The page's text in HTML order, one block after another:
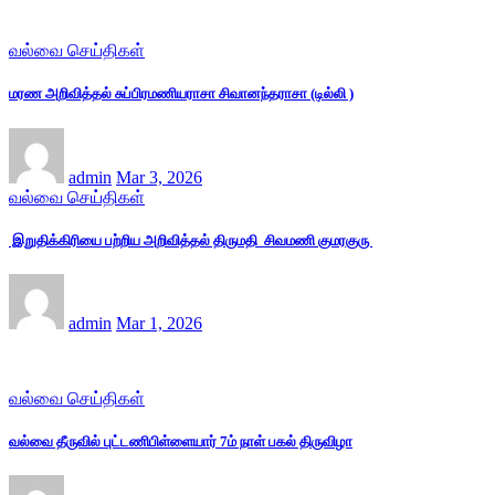
வல்வை செய்திகள்
மரண அறிவித்தல் சுப்பிரமணியராசா சிவானந்தராசா (டில்லி )
admin Mar 3, 2026
வல்வை செய்திகள்
இறுதிக்கிரியை பற்றிய அறிவித்தல் திருமதி சிவமணி குமரகுரு
admin Mar 1, 2026
வல்வை செய்திகள்
வல்வை தீருவில் புட்டணிபிள்ளையார் 7ம் நாள் பகல் திருவிழா